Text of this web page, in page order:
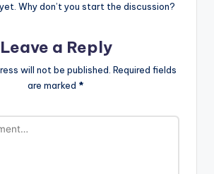
Why don’t you start the discussion?
Leave a Reply
will not be published. Required fields
are marked *